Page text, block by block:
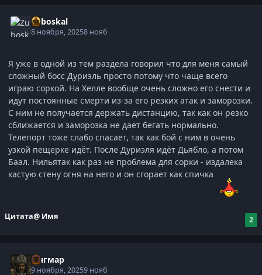
Zuboskal
8 ноября, 20258 нояб
Я уже в одной из тем раздела говорил что для меня самый
сложный босс Дуриэль просто потому что чаще всего
играю соркой. На Хелле вообще очень сложно его снести и
идут постоянные смерти из-за его резких атак и заморозки.
С ним не получается держать дистанцию, так как он резко
сближается и заморозка не даёт бегать нормально.
Телепорт тоже слабо спасает, так как бой с ним в очень
узкой пещерке идёт. После Дуриэля идёт Дьябло, а потом
Баал. Нильятак как раз не проблема для сорки - издалека
кастую стену огня на него и он сгорает как спичка
Цитата@ Имя 2
Ингмар
9 ноября, 20259 нояб